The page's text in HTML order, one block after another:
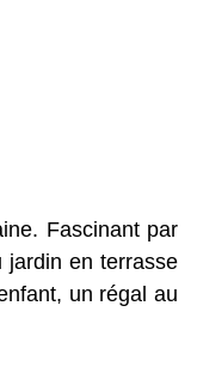
Fascinant par
jardin en terrasse
un régal au